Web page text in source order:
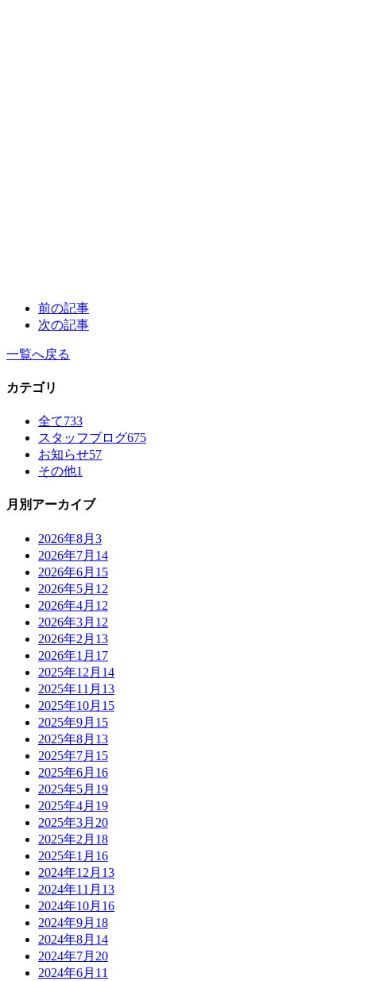
前の記事
次の記事
一覧へ戻る
カテゴリ
全て733
スタッフブログ675
お知らせ57
その他1
月別アーカイブ
2026年8月 3
2026年7月 14
2026年6月 15
2026年5月 12
2026年4月 12
2026年3月 12
2026年2月 13
2026年1月 17
2025年12月 14
2025年11月 13
2025年10月 15
2025年9月 15
2025年8月 13
2025年7月 15
2025年6月 16
2025年5月 19
2025年4月 19
2025年3月 20
2025年2月 18
2025年1月 16
2024年12月 13
2024年11月 13
2024年10月 16
2024年9月 18
2024年8月 14
2024年7月 20
2024年6月 11